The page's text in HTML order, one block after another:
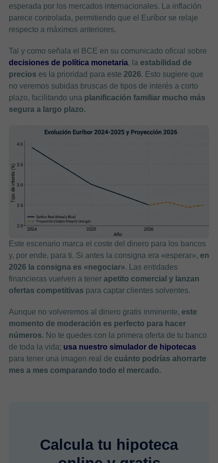
esperada por los mercados internacionales. La inflación
parece controlada, permitiendo que el Euríbor se relaje
respecto a máximos anteriores.
Tal y como señala el BCE en su comunicado oficial sobre
decisiones de política monetaria, la estabilidad de
precios es la prioridad para este 2026. Esto sugiere que
no veremos subidas bruscas de tipos de interés a corto
plazo, facilitando una planificación familiar mucho más
segura a largo plazo.
Este escenario marca el coste del dinero para los bancos
y, por ende, para ti. Si antes la consigna era «esperar», en
2026 la consigna es «negociar». Las entidades
financieras vuelven a tener apetito comercial y lanzan
ofertas competitivas para captar clientes solventes.
Aunque no volveremos al dinero gratis inminente, este
momento de moderación es perfecto para hacer
números. No te quedes con la primera oferta de tu banco
de toda la vida; usa nuestro simulador de hipotecas
para tener una imagen real de cuánto podrías ahorrarte
mes a mes comparando todo el mercado.
Calcula tu hipoteca